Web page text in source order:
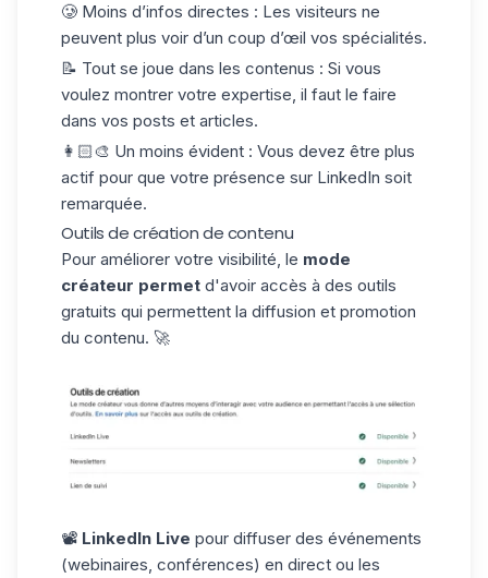
🥲 Moins d’infos directes : Les visiteurs ne
peuvent plus voir d’un coup d’œil vos spécialités.
📝 Tout se joue dans les contenus : Si vous
voulez montrer votre expertise, il faut le faire
dans vos posts et articles.
👩🏻‍🎨 Un moins évident : Vous devez être plus
actif pour que votre présence sur LinkedIn soit
remarquée.
Outils de création de contenu
Pour améliorer votre visibilité, le mode
créateur permet d'avoir accès à des outils
gratuits qui permettent la diffusion et promotion
du contenu. 🚀
📽️ LinkedIn Live pour diffuser des événements
(webinaires, conférences) en direct ou les